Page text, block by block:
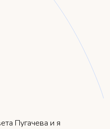
Пугачева и я